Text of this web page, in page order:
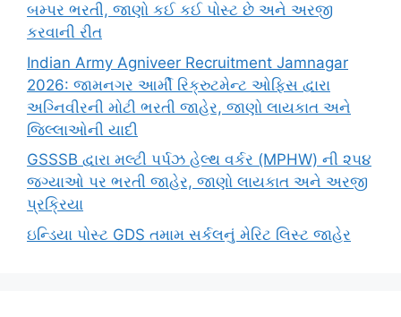
બમ્પર ભરતી, જાણો કઈ કઈ પોસ્ટ છે અને અરજી
કરવાની રીત
Indian Army Agniveer Recruitment Jamnagar
2026: જામનગર આર્મી રિક્રુટમેન્ટ ઓફિસ દ્વારા
અગ્નિવીરની મોટી ભરતી જાહેર, જાણો લાયકાત અને
જિલ્લાઓની યાદી
GSSSB દ્વારા મલ્ટી પર્પઝ હેલ્થ વર્કર (MPHW) ની ૨૫૪
જગ્યાઓ પર ભરતી જાહેર, જાણો લાયકાત અને અરજી
પ્રક્રિયા
ઇન્ડિયા પોસ્ટ GDS તમામ સર્કલનું મેરિટ લિસ્ટ જાહેર